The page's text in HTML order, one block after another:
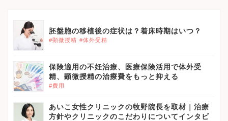
胚盤胞の移植後の症状は？着床時期はいつ？
#顕微授精 #体外受精
保険適用の不妊治療、医療保険活用で体外受
精、顕微授精の治療費をもっと抑える
#費用
あいこ女性クリニックの牧野院長を取材｜治療
方針やクリニックのこだわりについてインタビ